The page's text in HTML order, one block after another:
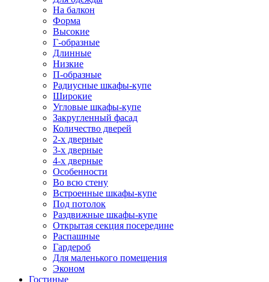
На балкон
Форма
Высокие
Г-образные
Длинные
Низкие
П-образные
Радиусные шкафы-купе
Широкие
Угловые шкафы-купе
Закругленный фасад
Количество дверей
2-х дверные
3-х дверные
4-х дверные
Особенности
Во всю стену
Встроенные шкафы-купе
Под потолок
Раздвижные шкафы-купе
Открытая секция посередине
Распашные
Гардероб
Для маленького помещения
Эконом
Гостиные